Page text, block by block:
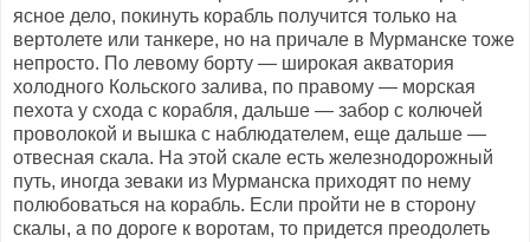
ясное дело, покинуть корабль получится только на
вертолете или танкере, но на причале в Мурманске тоже
непросто. По левому борту — широкая акватория
холодного Кольского залива, по правому — морская
пехота у схода с корабля, дальше — забор с колючей
проволокой и вышка с наблюдателем, еще дальше —
отвесная скала. На этой скале есть железнодорожный
путь, иногда зеваки из Мурманска приходят по нему
полюбоваться на корабль. Если пройти не в сторону
скалы, а по дороге к воротам, то придется преодолеть